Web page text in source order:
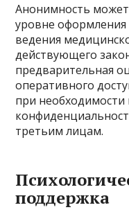
Анонимность
уровне
ведения
действующего
предварительная
оперативного
при
третьим лицам.
поддержка